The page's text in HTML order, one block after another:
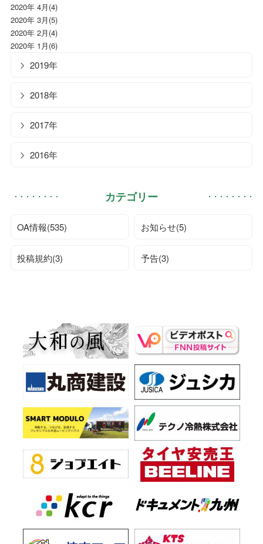
2020年 4月(4)
2020年 3月(5)
2020年 2月(4)
2020年 1月(6)
2019年
2018年
2017年
2016年
カテゴリー
OA情報(535) お知らせ(5)
投稿規約(3) 予告(3)